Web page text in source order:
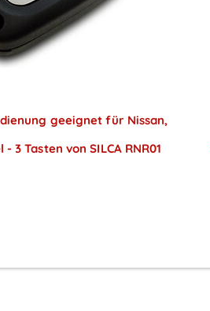
geeignet für Nissan,
3 Tasten von SILCA RNR01